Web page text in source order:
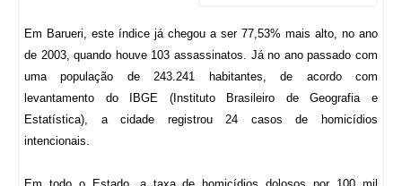
Em Barueri, este índice já chegou a ser 77,53% mais alto, no ano
de 2003, quando houve 103 assassinatos. Já no ano passado com
uma população de 243.241 habitantes, de acordo com
levantamento do IBGE (Instituto Brasileiro de Geografia e
Estatística), a cidade registrou 24 casos de homicídios
intencionais.